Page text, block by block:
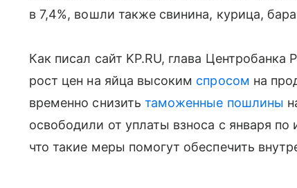
в 7,4%, вошли также свинина, курица,
Как писал сайт KP.RU, глава
рост цен на яйца высоким спросом на
временно снизить таможенные пошлины
освободили от уплаты взноса с января
что такие меры помогут обеспечить